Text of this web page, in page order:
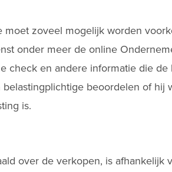
zoveel mogelijk worden
onder meer de online
check en andere informatie die de
beoordelen of hij
is.
over de verkopen, is afhankelijk